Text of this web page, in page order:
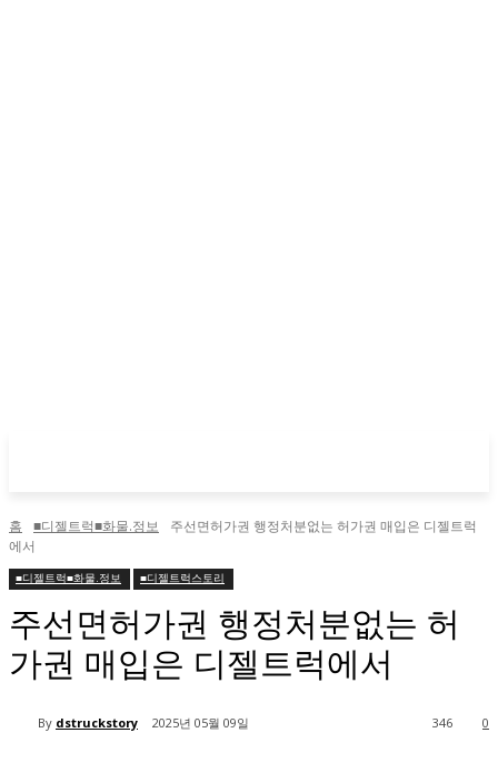
홈 ■디젤트럭■화물.정보
주선면허가권 행정처분없는 허가권 매입은 디젤트럭
에서
■디젤트럭■화물.정보 ■디젤트럭스토리
주선면허가권 행정처분없는 허
가권 매입은 디젤트럭에서
By dstruckstory 2025년 05월 09일 0
346